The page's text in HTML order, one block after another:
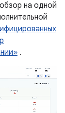
на одной
.